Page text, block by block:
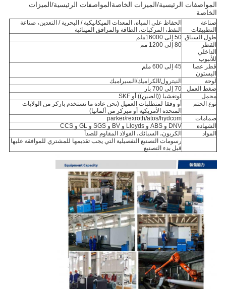
المواصفات الرئيسية/الميزات الخاصةالمواصفات الرئيسية/الميزات
الخاصة
صناعة
التطبيقات
الحفاظ على المياه، المعدات الميكانيكية / البحرية / التعدين، صناعة
النفط، المركبات، الطاقة والمرافق المينائية
طول السباق 50 إلى 16000ملم
القطر
الداخلي
للأنبوب
80 إلى 1200 مم
قطر عصا
البستون
45 إلى 600 ملم
لوحة
النيترول/الكراميك/السيراميك
ضغط العمل
70 إلى 700 بار
محمل
لونغشيا ((الصين)) أو SKF
نوع الختم
أو وفقا لمتطلبات العميل (نحن عادة ما نستخدم باركر من الولايات
المتحدة الأمريكية أو ميركر من ألمانيا)
صمامات
parker/rexroth/atos/hydcom
الشهادة
DNV و ABS و Lloyds و BV و SGS و GL و CCS
المواد
الكربون، السبائك، الفولاذ المقاوم للصدأ
رسومات التصنيع التفصيلية التي يجب تقديمها للمشتري للموافقة عليها
قبل بدء التصنيع